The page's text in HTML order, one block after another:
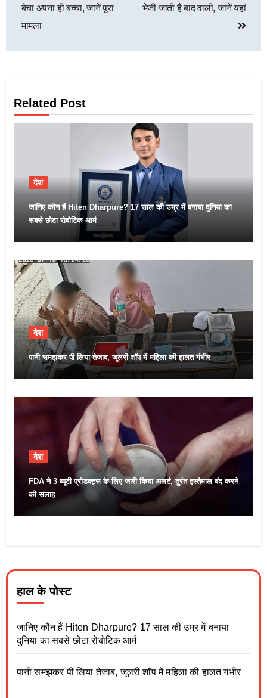
बेचा अपना ही बच्चा, जानें पूरा
मामला
भेजी जाती है बाद वाली, जानें यहां
Related Post
देश
जानिए कौन हैं Hiten Dharpure? 17 साल की उम्र में बनाया दुनिया का
सबसे छोटा रोबोटिक आर्म
देश
पानी समझकर पी लिया तेजाब, जूलरी शॉप में महिला की हालत गंभीर
देश
FDA ने 3 ब्यूटी प्रोडक्ट्स के लिए जारी किया अलर्ट, तुरंत इस्तेमाल बंद करने
की सलाह
हाल के पोस्ट
जानिए कौन हैं Hiten Dharpure? 17 साल की उम्र में बनाया
दुनिया का सबसे छोटा रोबोटिक आर्म
पानी समझकर पी लिया तेजाब, जूलरी शॉप में महिला की हालत गंभीर